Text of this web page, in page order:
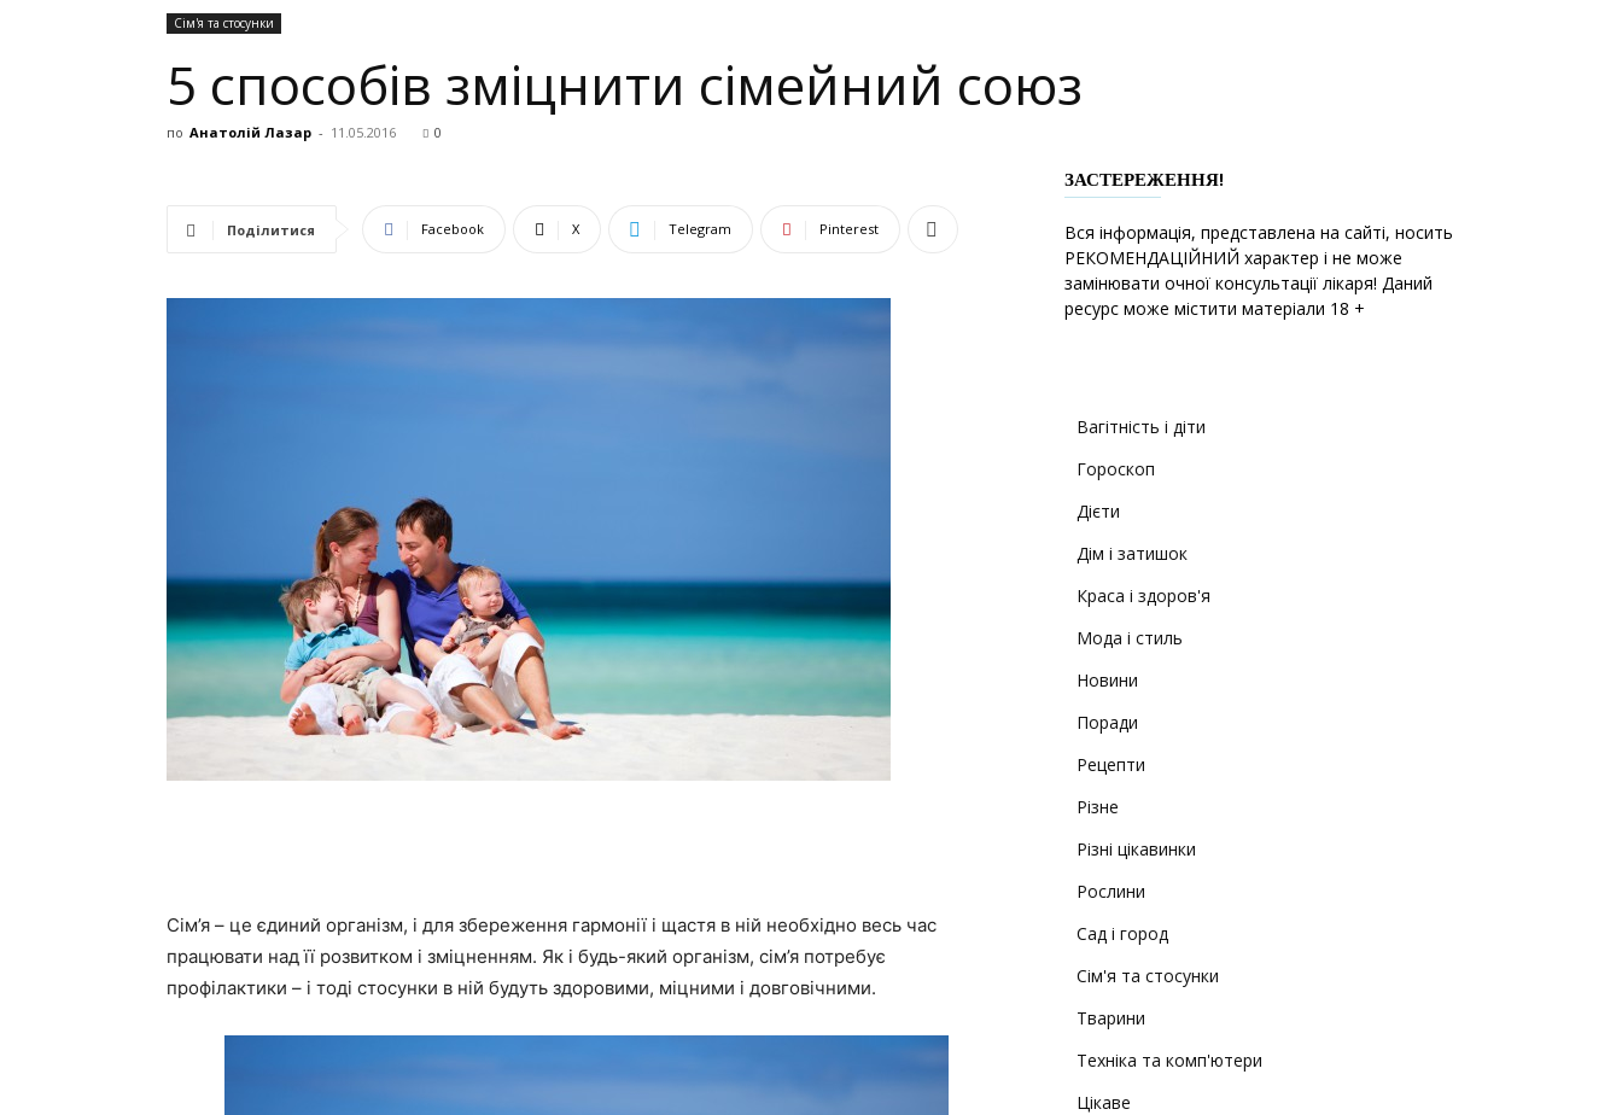
Сім'я та стосунки
5 способів зміцнити сімейний союз
по Анатолій Лазар - 11.05.2016 0
Поділитися Facebook X Telegram Pinterest
Сім’я – це єдиний організм, і для збереження гармонії і щастя в ній необхідно весь час
працювати над її розвитком і зміцненням. Як і будь-який організм, сім’я потребує
профілактики – і тоді стосунки в ній будуть здоровими, міцними і довговічними.
ЗАСТЕРЕЖЕННЯ!
Вся інформація, представлена на сайті, носить
РЕКОМЕНДАЦІЙНИЙ характер і не може
замінювати очної консультації лікаря! Даний
ресурс може містити матеріали 18 +
Вагітність і діти
Гороскоп
Дієти
Дім і затишок
Краса і здоров'я
Мода і стиль
Новини
Поради
Рецепти
Різне
Різні цікавинки
Рослини
Сад і город
Сім'я та стосунки
Тварини
Техніка та комп'ютери
Цікаве